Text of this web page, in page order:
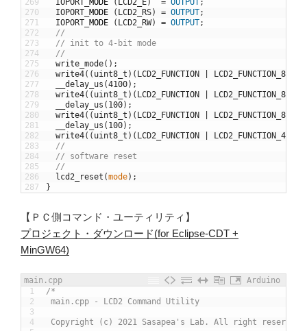
269
270
271
272
273
274
275
276
277
278
279
280
281
282
283
284
285
286
287
IOPORT MODE ( LCD2_E) = OUTPUT;
IOPORT MODE ( LCD2_RS) = OUTPUT;
IOPORT MODE ( LCD2_RW) = OUTPUT;
//
// init to 4-bit mode
//
write_mode( ) ;
write4( ( uint8_t ) ( LCD2_FUNCTION LCD2_FUNCTION_8BIT
__delay_us (4100) ;
write4( ( uint8_t ) ( LCD2_FUNCTION LCD2_FUNCTION_8BIT
__delay_us ( 100) ;
write4( ( uint8_t ) ( LCD2_FUNCTION LCD2_FUNCTION_8BIT
__delay_us ( 100) ;
write4( ( uint8_t ) ( LCD2_FUNCTION LCD2_FUNCTION_4BIT
//
// software reset
//
lcd2_reset (mode) ;
}
【ＰＣ側コマンド・ユーティリティ】
プロジェクト・ダウンロード(for Eclipse-CDT +
MinGW64)
main.cpp
Arduino
1
2
3
4
/*
main.cpp - LCD2 Command Utility
Copyright (c) 2021 Sasapea's Lab. All right reserved.